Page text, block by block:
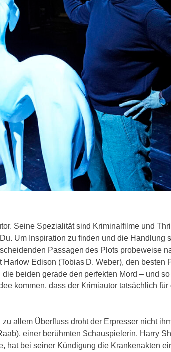
Seine Spezialität sind Kriminalfilme und
Um Inspiration zu finden und die Handlung
Passagen des Plots probeweise
Edison (Tobias D. Weber), den besten
beiden gerade den perfekten Mord – und so
kommen, dass der Krimiautor tatsächlich für
allem Überfluss droht der Erpresser nicht
einer berühmten Schauspielerin. Harry
hat bei seiner Kündigung die Krankenakten